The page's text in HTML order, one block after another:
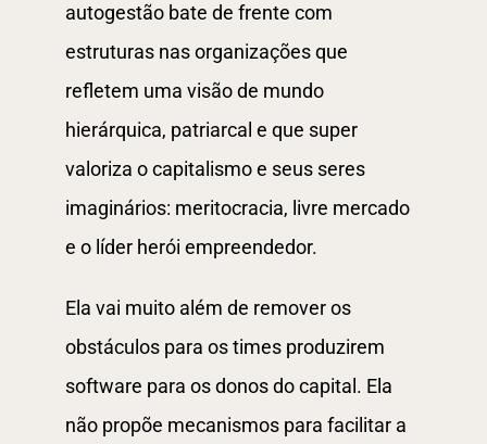
autogestão bate de frente com
estruturas nas organizações que
refletem uma visão de mundo
hierárquica, patriarcal e que super
valoriza o capitalismo e seus seres
imaginários: meritocracia, livre mercado
e o líder herói empreendedor.
Ela vai muito além de remover os
obstáculos para os times produzirem
software para os donos do capital. Ela
não propõe mecanismos para facilitar a